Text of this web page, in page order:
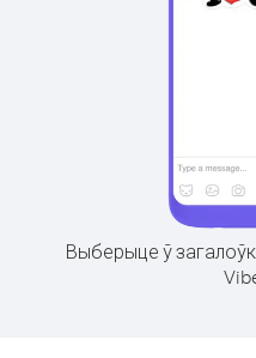
Выберыце ў